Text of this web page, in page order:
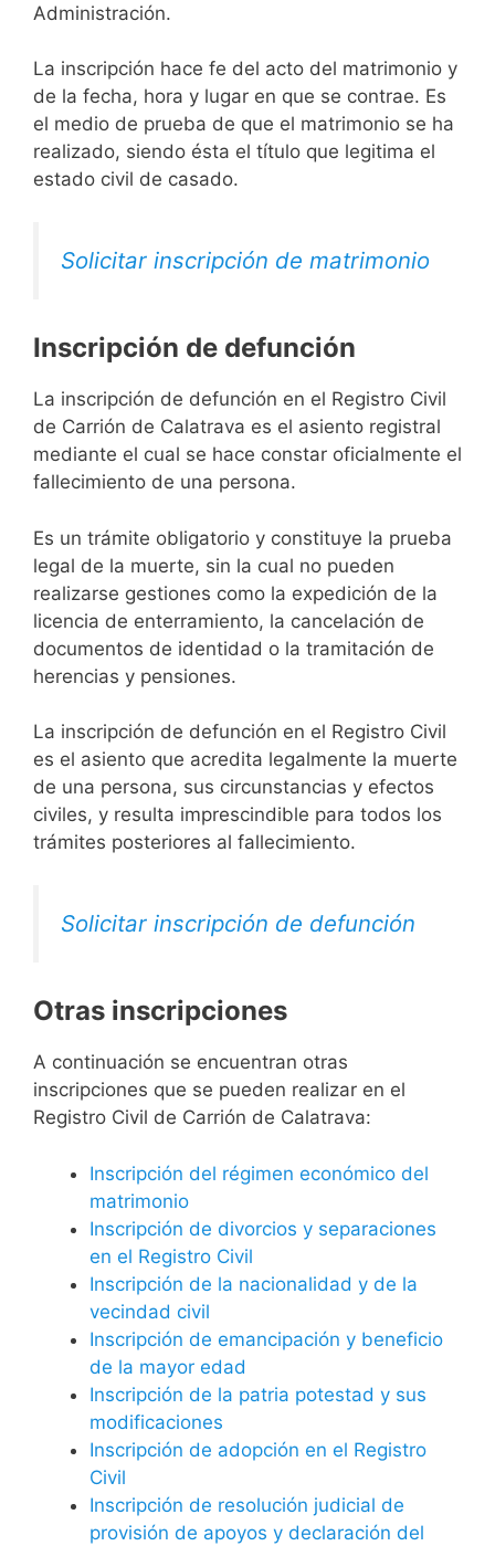
Administración.
La inscripción hace fe del acto del matrimonio y
de la fecha, hora y lugar en que se contrae. Es
el medio de prueba de que el matrimonio se ha
realizado, siendo ésta el título que legitima el
estado civil de casado.
Solicitar inscripción de matrimonio
Inscripción de defunción
La inscripción de defunción en el Registro Civil
de Carrión de Calatrava es el asiento registral
mediante el cual se hace constar oficialmente el
fallecimiento de una persona.
Es un trámite obligatorio y constituye la prueba
legal de la muerte, sin la cual no pueden
realizarse gestiones como la expedición de la
licencia de enterramiento, la cancelación de
documentos de identidad o la tramitación de
herencias y pensiones.
La inscripción de defunción en el Registro Civil
es el asiento que acredita legalmente la muerte
de una persona, sus circunstancias y efectos
civiles, y resulta imprescindible para todos los
trámites posteriores al fallecimiento.
Solicitar inscripción de defunción
Otras inscripciones
A continuación se encuentran otras
inscripciones que se pueden realizar en el
Registro Civil de Carrión de Calatrava:
Inscripción del régimen económico del
matrimonio
Inscripción de divorcios y separaciones
en el Registro Civil
Inscripción de la nacionalidad y de la
vecindad civil
Inscripción de emancipación y beneficio
de la mayor edad
Inscripción de la patria potestad y sus
modificaciones
Inscripción de adopción en el Registro
Civil
Inscripción de resolución judicial de
provisión de apoyos y declaración del